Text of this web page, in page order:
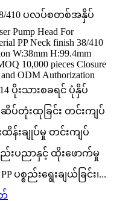
410 ပလပ်စတစ်အနှိပ်
Pump Head For
PP Neck finish 38/410
W:38mm H:99.4mm
10,000 pieces Closure
ODM Authorization
ပိုးသားစခရင် ပုံနှိပ်
ဆိပ်တုံးထုခြင်း တင်းကျပ်
းချုပ်မှု တင်းကျပ်
းပညာနှင့် ထိုးဖောက်မှု
ပစ္စည်းရွေးချယ်ခြင်း၊...